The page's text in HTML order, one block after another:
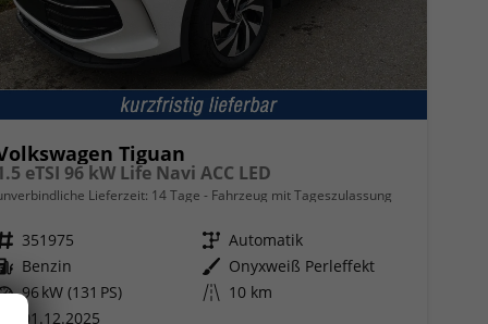
Tiguan
eTSI 96 kW Life Navi ACC LED
Lieferzeit: 14 Tage Fahrzeug mit Tageszulassung
Fahrzeugnr. 351975 Getriebe Automatik
Kraftstoff Benzin Außenfarbe Onyxweiß Perleffekt
Leistung 96 kW (131 PS) Kilometerstand 10 km
01.12.2025